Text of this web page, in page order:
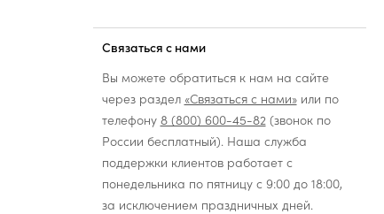
Связаться с нами
Вы можете обратиться к нам на сайте
через раздел «Связаться с нами»или по
телефону 8 (800) 600-45-82(звонок по
России бесплатный). Наша служба
поддержки клиентов работает с
понедельника по пятницу с 9:00 до 18:00,
за исключением праздничных дней.